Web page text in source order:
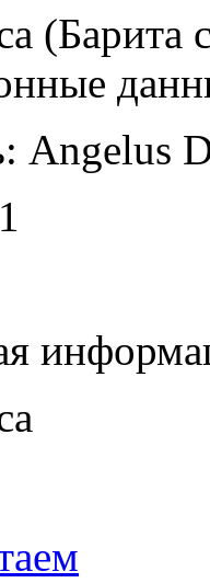
(Барита
Angelus
1